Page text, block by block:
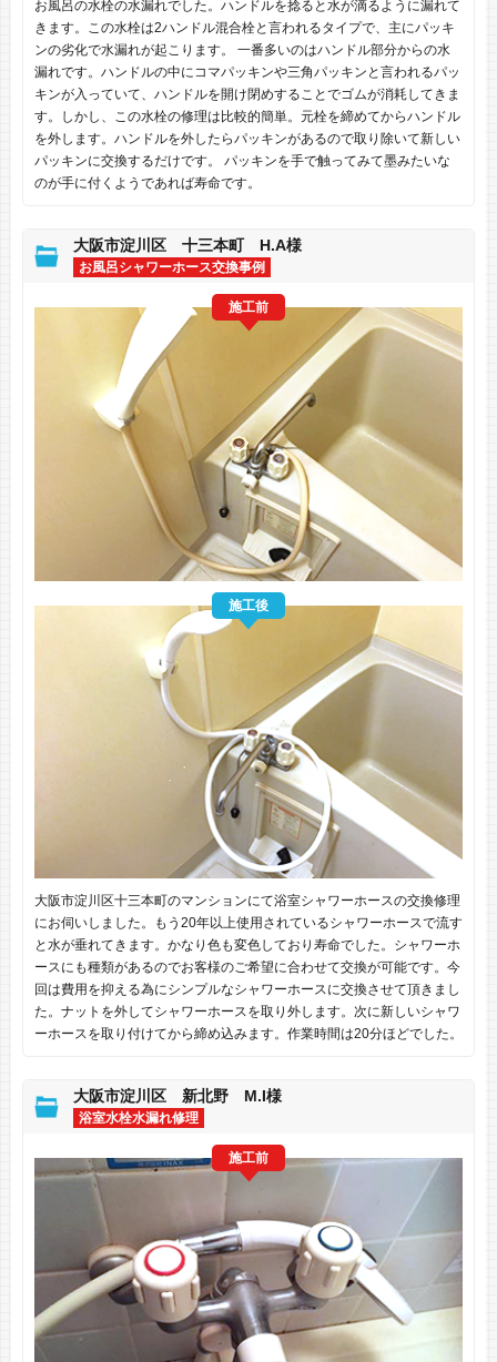
お風呂の水栓の水漏れでした。ハンドルを捻ると水が滴るように漏れて
きます。この水栓は2ハンドル混合栓と言われるタイプで、主にパッキ
ンの劣化で水漏れが起こります。 一番多いのはハンドル部分からの水
漏れです。ハンドルの中にコマパッキンや三角パッキンと言われるパッ
キンが入っていて、ハンドルを開け閉めすることでゴムが消耗してきま
す。しかし、この水栓の修理は比較的簡単。元栓を締めてからハンドル
を外します。ハンドルを外したらパッキンがあるので取り除いて新しい
パッキンに交換するだけです。 パッキンを手で触ってみて墨みたいな
のが手に付くようであれば寿命です。
大阪市淀川区 十三本町 H.A様
お風呂シャワーホース交換事例
施工前
施工後
大阪市淀川区十三本町のマンションにて浴室シャワーホースの交換修理
にお伺いしました。もう20年以上使用されているシャワーホースで流す
と水が垂れてきます。かなり色も変色しており寿命でした。シャワーホ
ースにも種類があるのでお客様のご希望に合わせて交換が可能です。今
回は費用を抑える為にシンプルなシャワーホースに交換させて頂きまし
た。ナットを外してシャワーホースを取り外します。次に新しいシャワ
ーホースを取り付けてから締め込みます。作業時間は20分ほどでした。
大阪市淀川区 新北野 M.I様
浴室水栓水漏れ修理
施工前